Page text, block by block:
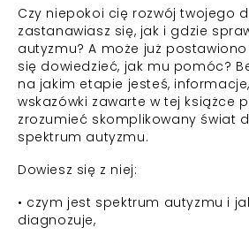
Czy niepokoi cię rozwój twojego
zastanawiasz się, jak i gdzie
autyzmu? A może już
się dowiedzieć, jak mu pomóc?
na jakim etapie jesteś,
wskazówki zawarte w tej książce
zrozumieć skomplikowany świat
spektrum autyzmu.
Dowiesz się z niej:
• czym jest spektrum autyzmu i
diagnozuje,